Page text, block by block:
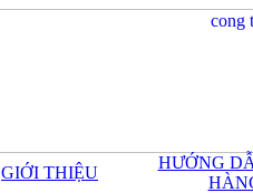
GIỚI THIỆU
HƯỚNG